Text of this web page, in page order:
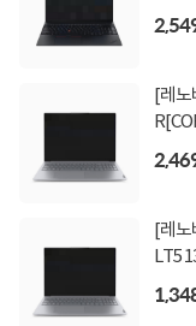
[레
[레
LT5